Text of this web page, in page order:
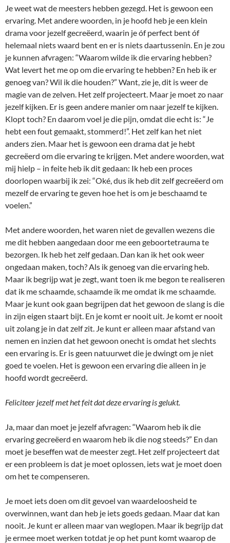
Je weet wat de meesters hebben gezegd. Het is gewoon een
ervaring. Met andere woorden, in je hoofd heb je een klein
drama voor jezelf gecreëerd, waarin je óf perfect bent óf
helemaal niets waard bent en er is niets daartussenin. En je zou
je kunnen afvragen: “Waarom wilde ik die ervaring hebben?
Wat levert het me op om die ervaring te hebben? En heb ik er
genoeg van? Wil ik die houden?” Want, zie je, dit is weer de
magie van de zelven. Het zelf projecteert. Maar je moet zo naar
jezelf kijken. Er is geen andere manier om naar jezelf te kijken.
Klopt toch? En daarom voel je die pijn, omdat die echt is: “Je
hebt een fout gemaakt, stommerd!”. Het zelf kan het niet
anders zien. Maar het is gewoon een drama dat je hebt
gecreëerd om die ervaring te krijgen. Met andere woorden, wat
mij hielp – in feite heb ik dit gedaan: Ik heb een proces
doorlopen waarbij ik zei: “Oké, dus ik heb dit zelf gecreëerd om
mezelf de ervaring te geven hoe het is om je beschaamd te
voelen.”
Met andere woorden, het waren niet de gevallen wezens die
me dit hebben aangedaan door me een geboortetrauma te
bezorgen. Ik heb het zelf gedaan. Dan kan ik het ook weer
ongedaan maken, toch? Als ik genoeg van die ervaring heb.
Maar ik begrijp wat je zegt, want toen ik me begon te realiseren
dat ik me schaamde, schaamde ik me omdat ik me schaamde.
Maar je kunt ook gaan begrijpen dat het gewoon de slang is die
in zijn eigen staart bijt. En je komt er nooit uit. Je komt er nooit
uit zolang je in dat zelf zit. Je kunt er alleen maar afstand van
nemen en inzien dat het gewoon onecht is omdat het slechts
een ervaring is. Er is geen natuurwet die je dwingt om je niet
goed te voelen. Het is gewoon een ervaring die alleen in je
hoofd wordt gecreëerd.
Feliciteer jezelf met het feit dat deze ervaring is gelukt.
Ja, maar dan moet je jezelf afvragen: “Waarom heb ik die
ervaring gecreëerd en waarom heb ik die nog steeds?” En dan
moet je beseffen wat de meester zegt. Het zelf projecteert dat
er een probleem is dat je moet oplossen, iets wat je moet doen
om het te compenseren.
Je moet iets doen om dit gevoel van waardeloosheid te
overwinnen, want dan heb je iets goeds gedaan. Maar dat kan
nooit. Je kunt er alleen maar van weglopen. Maar ik begrijp dat
je ermee moet werken totdat je op het punt komt waarop de